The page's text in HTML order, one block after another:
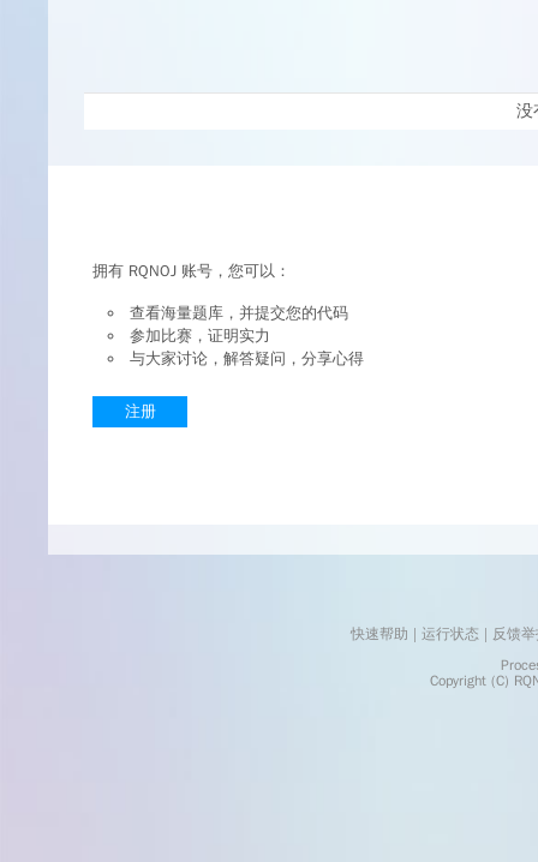
没
拥有 RQNOJ 账号，您可以：
查看海量题库，并提交您的代码
参加比赛，证明实力
与大家讨论，解答疑问，分享心得
注册
快速帮助 | 运行状态 | 反馈